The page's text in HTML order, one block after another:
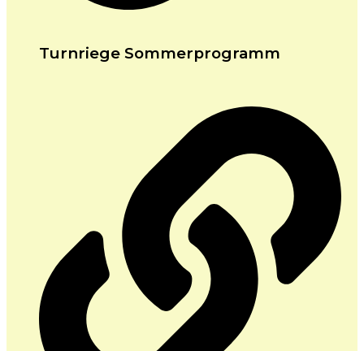
Turnriege Sommerprogramm